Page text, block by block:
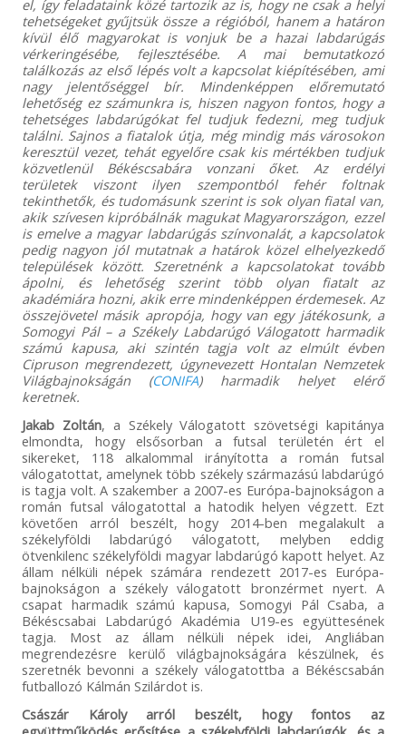
el, így feladataink közé tartozik az is, hogy ne csak a helyi
tehetségeket gyűjtsük össze a régióból, hanem a határon
kívül élő magyarokat is vonjuk be a hazai labdarúgás
vérkeringésébe, fejlesztésébe. A mai bemutatkozó
találkozás az első lépés volt a kapcsolat kiépítésében, ami
nagy jelentőséggel bír. Mindenképpen előremutató
lehetőség ez számunkra is, hiszen nagyon fontos, hogy a
tehetséges labdarúgókat fel tudjuk fedezni, meg tudjuk
találni. Sajnos a fiatalok útja, még mindig más városokon
keresztül vezet, tehát egyelőre csak kis mértékben tudjuk
közvetlenül Békéscsabára vonzani őket. Az erdélyi
területek viszont ilyen szempontból fehér foltnak
tekinthetők, és tudomásunk szerint is sok olyan fiatal van,
akik szívesen kipróbálnák magukat Magyarországon, ezzel
is emelve a magyar labdarúgás színvonalát, a kapcsolatok
pedig nagyon jól mutatnak a határok közel elhelyezkedő
települések között. Szeretnénk a kapcsolatokat tovább
ápolni, és lehetőség szerint több olyan fiatalt az
akadémiára hozni, akik erre mindenképpen érdemesek. Az
összejövetel másik apropója, hogy van egy játékosunk, a
Somogyi Pál – a Székely Labdarúgó Válogatott harmadik
számú kapusa, aki szintén tagja volt az elmúlt évben
Cipruson megrendezett, úgynevezett Hontalan Nemzetek
Világbajnokságán (CONIFA) harmadik helyet elérő
keretnek.
Jakab Zoltán, a Székely Válogatott szövetségi kapitánya
elmondta, hogy elsősorban a futsal területén ért el
sikereket, 118 alkalommal irányította a román futsal
válogatottat, amelynek több székely származású labdarúgó
is tagja volt. A szakember a 2007-es Európa-bajnokságon a
román futsal válogatottal a hatodik helyen végzett. Ezt
követően arról beszélt, hogy 2014-ben megalakult a
székelyföldi labdarúgó válogatott, melyben eddig
ötvenkilenc székelyföldi magyar labdarúgó kapott helyet. Az
állam nélküli népek számára rendezett 2017-es Európa-
bajnokságon a székely válogatott bronzérmet nyert. A
csapat harmadik számú kapusa, Somogyi Pál Csaba, a
Békéscsabai Labdarúgó Akadémia U19-es együttesének
tagja. Most az állam nélküli népek idei, Angliában
megrendezésre kerülő világbajnokságára készülnek, és
szeretnék bevonni a székely válogatottba a Békéscsabán
futballozó Kálmán Szilárdot is.
Császár Károly arról beszélt, hogy fontos az